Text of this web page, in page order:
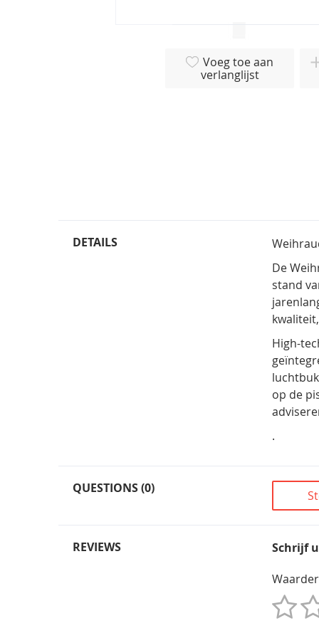
Voeg toe aan
verlanglijst
DETAILS
De
stand
High-
op de
.
QUESTIONS (0)
REVIEWS
Schrijf